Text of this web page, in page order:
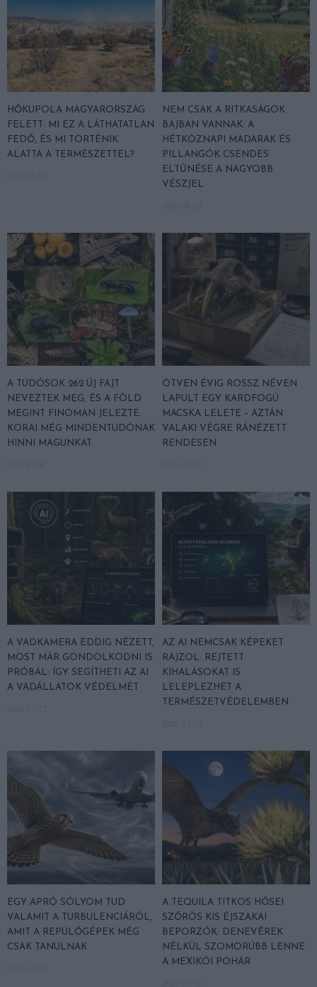
HŐKUPOLA MAGYARORSZÁG
FELETT: MI EZ A LÁTHATATLAN
FEDŐ, ÉS MI TÖRTÉNIK
ALATTA A TERMÉSZETTEL?
NEM CSAK A RITKASÁGOK
BAJBAN VANNAK: A
HÉTKÖZNAPI MADARAK ÉS
PILLANGÓK CSENDES
ELTŰNÉSE A NAGYOBB
VÉSZJEL
A TUDÓSOK 262 ÚJ FAJT
NEVEZTEK MEG, ÉS A FÖLD
MEGINT FINOMAN JELEZTE:
KORAI MÉG MINDENTUDÓNAK
HINNI MAGUNKAT
ÖTVEN ÉVIG ROSSZ NÉVEN
LAPULT EGY KARDFOGÚ
MACSKA LELETE – AZTÁN
VALAKI VÉGRE RÁNÉZETT
RENDESEN
A VADKAMERA EDDIG NÉZETT,
MOST MÁR GONDOLKODNI IS
PRÓBÁL: ÍGY SEGÍTHETI AZ AI
A VADÁLLATOK VÉDELMÉT
AZ AI NEMCSAK KÉPEKET
RAJZOL: REJTETT
KIHALÁSOKAT IS
LELEPLEZHET A
TERMÉSZETVÉDELEMBEN
EGY APRÓ SÓLYOM TUD
VALAMIT A TURBULENCIÁRÓL,
AMIT A REPÜLŐGÉPEK MÉG
CSAK TANULNAK
A TEQUILA TITKOS HŐSEI
SZŐRÖS KIS ÉJSZAKAI
BEPORZÓK: DENEVÉREK
NÉLKÜL SZOMORÚBB LENNE
A MEXIKÓI POHÁR